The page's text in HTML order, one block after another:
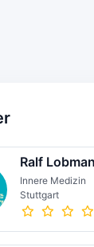
Ralf
Innere Medizin
Stuttgart